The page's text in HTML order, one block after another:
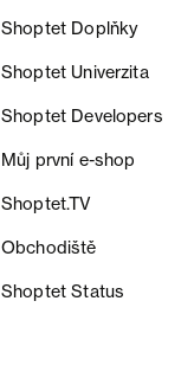
Shoptet Doplňky
Shoptet Univerzita
Shoptet Developers
Můj první e-shop
Shoptet.TV
Obchodiště
Shoptet Status